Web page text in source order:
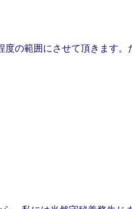
度の範囲にさせて頂きます